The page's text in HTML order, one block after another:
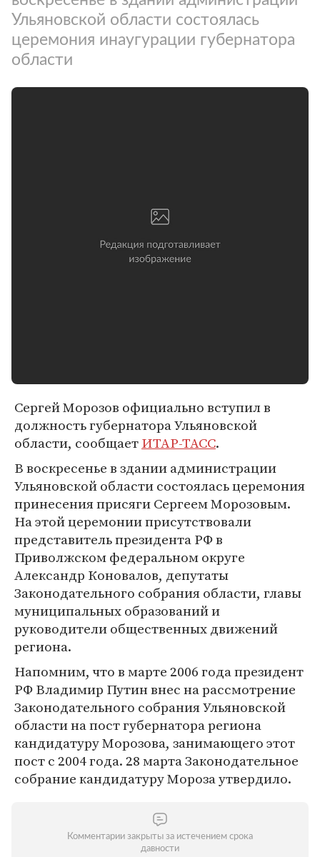
Ульяновской области состоялась
церемония инаугурации губернатора
области
Сергей Морозов официально вступил в
должность губернатора Ульяновской
области, сообщаетИТАР-ТАСС.
В воскресенье в здании администрации
Ульяновской области состоялась церемония
принесения присяги Сергеем Морозовым.
На этой церемонии присутствовали
представитель президента РФ в
Приволжском федеральном округе
Александр Коновалов, депутаты
Законодательного собрания области, главы
муниципальных образований и
руководители общественных движений
региона.
Напомним, что в марте 2006 года президент
РФ Владимир Путин внес на рассмотрение
Законодательного собрания Ульяновской
области на пост губернатора региона
кандидатуру Морозова, занимающего этот
пост с 2004 года. 28 марта Законодательное
собрание кандидатуру Мороза утвердило.
Комментарии закрыты за истечением срока
давности